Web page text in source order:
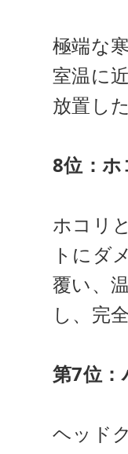
極端な
室温に
放置し
8位：ホ
ホコリ
トにダ
覆い、
し、完
第7位
ヘッド